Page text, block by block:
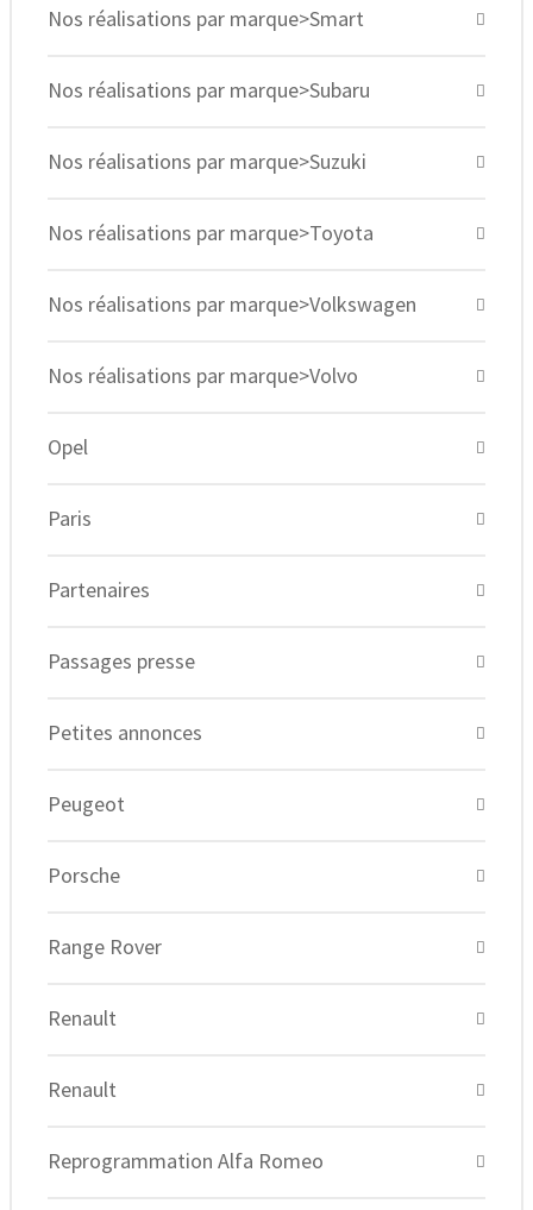
Nos réalisations par marque>Smart
Nos réalisations par marque>Subaru
Nos réalisations par marque>Suzuki
Nos réalisations par marque>Toyota
Nos réalisations par marque>Volkswagen
Nos réalisations par marque>Volvo
Opel
Paris
Partenaires
Passages presse
Petites annonces
Peugeot
Porsche
Range Rover
Renault
Renault
Reprogrammation Alfa Romeo